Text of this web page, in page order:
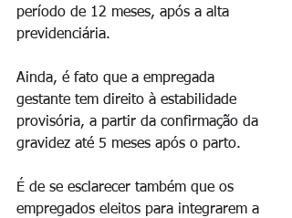
período de 12 meses, após a alta
previdenciária.
Ainda, é fato que a empregada
gestante tem direito à estabilidade
provisória, a partir da confirmação da
gravidez até 5 meses após o parto.
É de se esclarecer também que os
empregados eleitos para integrarem a